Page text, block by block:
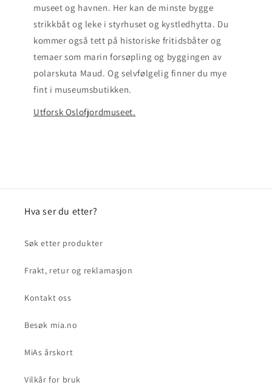
museet og havnen. Her kan de minste bygge
strikkbåt og leke i styrhuset og kystledhytta. Du
kommer også tett på historiske fritidsbåter og
temaer som marin forsøpling og byggingen av
polarskuta Maud. Og selvfølgelig finner du mye
fint i museumsbutikken.
Utforsk Oslofjordmuseet.
Hva ser du etter?
Søk etter produkter
Frakt, retur og reklamasjon
Kontakt oss
Besøk mia.no
MiAs årskort
Vilkår for bruk